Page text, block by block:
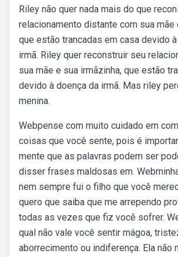
Riley não quer nada mais do que
relacionamento distante com sua mãe
que estão trancadas em casa devido
irmã. Riley quer reconstruir seu
sua mãe e sua irmãzinha, que estão
devido à doença da irmã. Mas riley
menina.
Webpense com muito cuidado em
coisas que você sente, pois é
mente que as palavras podem ser
disser frases maldosas em.
nem sempre fui o filho que você
quero que saiba que me arrependo
todas as vezes que fiz você sofrer.
qual não vale você sentir mágoa,
aborrecimento ou indiferença. Ela não